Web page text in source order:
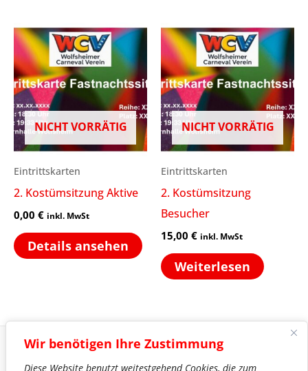
Wir benötigen Ihre Zustimmung
Diese Website benutzt weitestgehend Cookies, die zum
NICHT VORRÄTIG
Eintrittskarten
2. Kostümsitzung Aktive
0,00 € inkl. MwSt
Details ansehen
NICHT VORRÄTIG
Eintrittskarten
2. Kostümsitzung
Besucher
15,00 € inkl. MwSt
Weiterlesen